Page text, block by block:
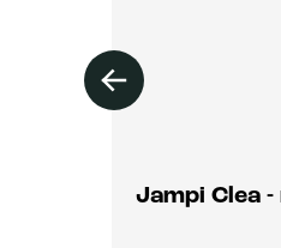
Jampi Clea